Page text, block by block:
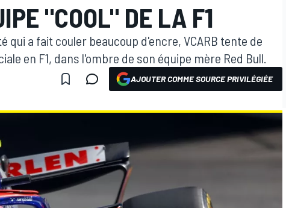
"COOL" DE LA F1
qui a fait couler beaucoup d'encre, VCARB tente de
en F1, dans l'ombre de son équipe mère Red Bull.
AJOUTER COMME SOURCE PRIVILÉGIÉE